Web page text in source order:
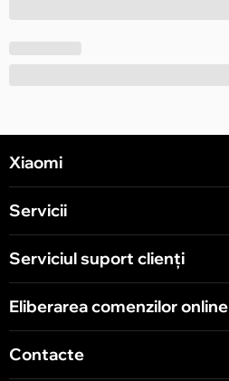
Xiaomi
Servicii
Serviciul suport clienţi
Eliberarea comenzilor online
Contacte